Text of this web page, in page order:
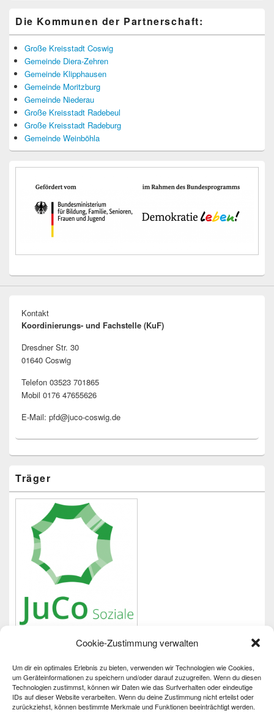
Cookie-Zustimmung verwalten
Um dir ein optimales Erlebnis zu bieten, verwenden wir Technologien wie Cookies,
um Geräteinformationen zu speichern und/oder darauf zuzugreifen. Wenn du diesen
Technologien zustimmst, können wir Daten wie das Surfverhalten oder eindeutige
IDs auf dieser Website verarbeiten. Wenn du deine Zustimmung nicht erteilst oder
zurückziehst, können bestimmte Merkmale und Funktionen beeinträchtigt werden.
Die Kommunen der Partnerschaft:
Große Kreisstadt Coswig
Gemeinde Diera-Zehren
Gemeinde Klipphausen
Gemeinde Moritzburg
Gemeinde Niederau
Große Kreisstadt Radebeul
Große Kreisstadt Radeburg
Gemeinde Weinböhla
Kontakt
Koordinierungs- und Fachstelle (KuF)
Dresdner Str. 30
01640 Coswig
Telefon 03523 701865
Mobil 0176 47655626
E-Mail: pfd@juco-coswig.de
Träger
Wichtiges
Impressum